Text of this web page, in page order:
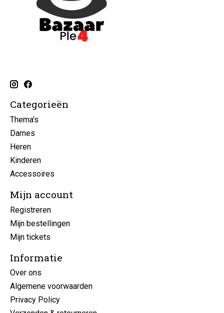
Categorieën
Thema's
Dames
Heren
Kinderen
Accessoires
Mijn account
Registreren
Mijn bestellingen
Mijn tickets
Informatie
Over ons
Algemene voorwaarden
Privacy Policy